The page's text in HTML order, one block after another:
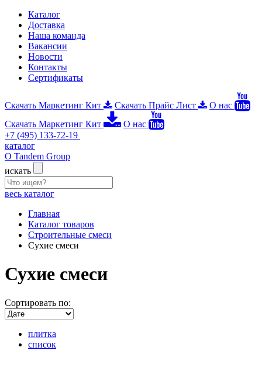
Каталог
Доставка
Наша команда
Вакансии
Новости
Контакты
Сертификаты
Скачать Маркетинг Кит Скачать Прайс Лист
О нас
Скачать Маркетинг Кит
О нас
+7 (495) 133-72-19
каталог
О Tandem Group
искать
весь каталог
Главная
Каталог товаров
Строительные смеси
Сухие смеси
Сухие смеси
Сортировать по:
плитка
список